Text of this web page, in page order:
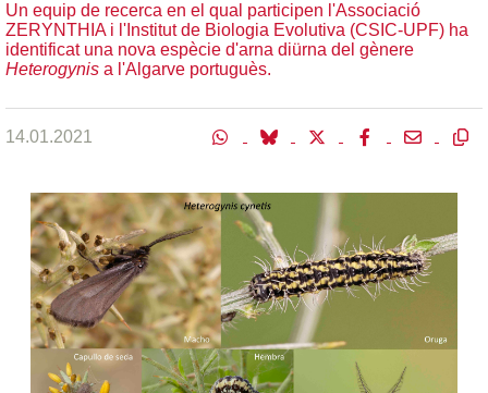
Un equip de recerca en el qual participen l'Associació
ZERYNTHIA i l'Institut de Biologia Evolutiva (CSIC-UPF) ha
identificat una nova espècie d'arna diürna del gènere
Heterogynis a l'Algarve portuguès.
14.01.2021